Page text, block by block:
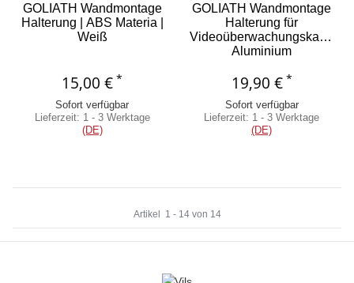
GOLIATH Wandmontage
Halterung | ABS Materia |
Weiß
15,00 € *
Sofort verfügbar
Lieferzeit: 1 - 3 Werktage
(DE)
GOLIATH Wandmontage
Halterung für
Videoüberwachungskameras
Aluminium
HDC-Z01
19,90 €*
Sofort verfügbar
Lieferzeit: 1 - 3 Werktage
(DE)
Artikel 1 - 14von 14